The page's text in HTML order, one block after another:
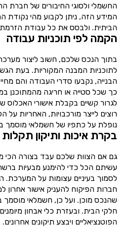
החשמלי ולסוגי החיבורים של
המידע הזה, ניתן לקבוע מהי
הביתית. ולבסס את כל עבודת
הקמה לפי תוכניות עבודה
בתוך הנכס שלכם, חשוב ליצור
לתוכניות המבנה המקוריות. בעת
הבנייה, נקבעו סדרי העבודה והם
כך שכל סטייה או חריגה מהמתוכנן
לגרור קשיים בקבלת אישורי
רוצים לייצר מורכבויות, האחריות
נופלת על כתפיו של חשמלאי מוסמך
בקרת איכות ותיקון תקלות
גם אם הצוות שלכם עבד בצורה הכי
עשיתם הכל כדי להימנע מבעיות
לסמוך בעיניים עצומות על המערכת.
חברות הפיקוח להעניק אישור אחרון
שהנכס מוכן. ועל כן, חשמלאי מוסמך
חלקי הבית. ובעזרת כלי אבחון
הפוטנציאליים ויבצע תיקונים